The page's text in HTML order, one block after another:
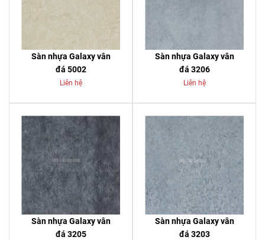
Sàn nhựa Galaxy vân
đá 5002
Liên hệ
Sàn nhựa Galaxy vân
đá 3206
Liên hệ
Sàn nhựa Galaxy vân
đá 3205
Sàn nhựa Galaxy vân
đá 3203